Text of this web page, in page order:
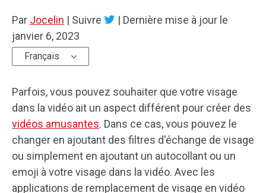
Effets audio
Texte/Élément visue
Vidéo couleur
Rotation/retournement
Traitement par lots
Aucun filigrane
Par Jocelin | Suivre | Dernière mise à jour le
janvier 6, 2023
Français
Parfois, vous pouvez souhaiter que votre visage
dans la vidéo ait un aspect différent pour créer des
vidéos amusantes. Dans ce cas, vous pouvez le
changer en ajoutant des filtres d'échange de visage
ou simplement en ajoutant un autocollant ou un
emoji à votre visage dans la vidéo. Avec les
applications de remplacement de visage en vidéo